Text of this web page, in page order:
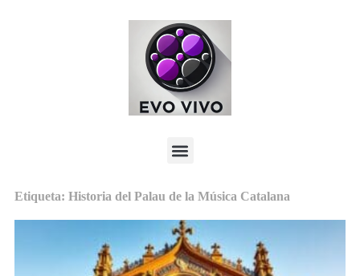
Etiqueta: Historia del Palau de la Música Catalana